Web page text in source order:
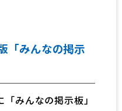
「みんなの掲示
みんなの掲示板」